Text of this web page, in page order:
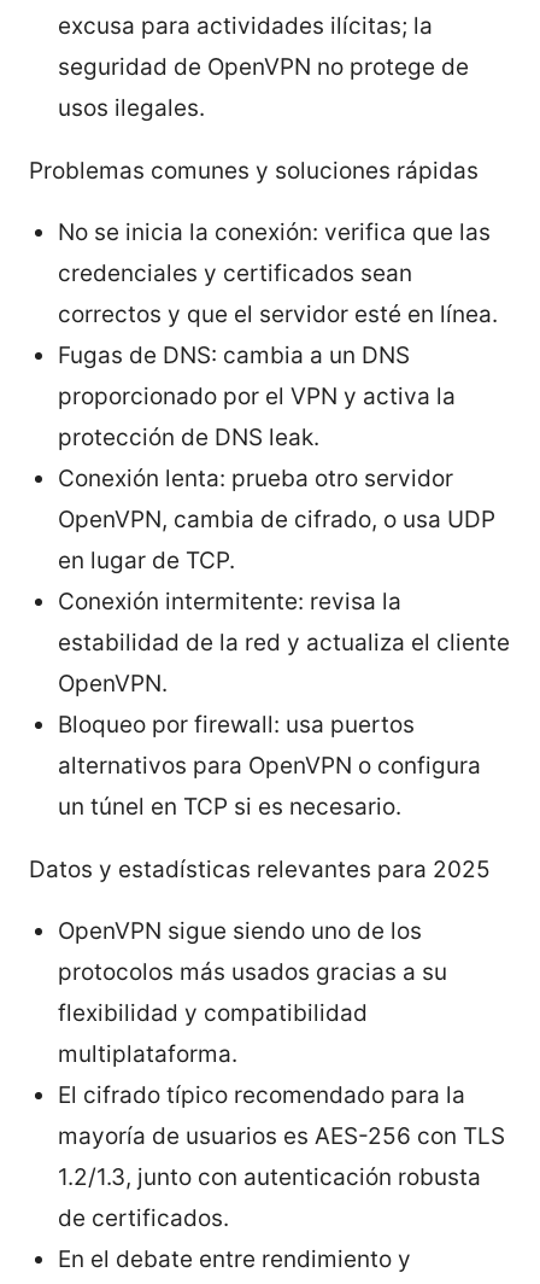
excusa para actividades ilícitas; la
seguridad de OpenVPN no protege de
usos ilegales.
Problemas comunes y soluciones rápidas
No se inicia la conexión: verifica que las
credenciales y certificados sean
correctos y que el servidor esté en línea.
Fugas de DNS: cambia a un DNS
proporcionado por el VPN y activa la
protección de DNS leak.
Conexión lenta: prueba otro servidor
OpenVPN, cambia de cifrado, o usa UDP
en lugar de TCP.
Conexión intermitente: revisa la
estabilidad de la red y actualiza el cliente
OpenVPN.
Bloqueo por firewall: usa puertos
alternativos para OpenVPN o configura
un túnel en TCP si es necesario.
Datos y estadísticas relevantes para 2025
OpenVPN sigue siendo uno de los
protocolos más usados gracias a su
flexibilidad y compatibilidad
multiplataforma.
El cifrado típico recomendado para la
mayoría de usuarios es AES-256 con TLS
1.2/1.3, junto con autenticación robusta
de certificados.
En el debate entre rendimiento y